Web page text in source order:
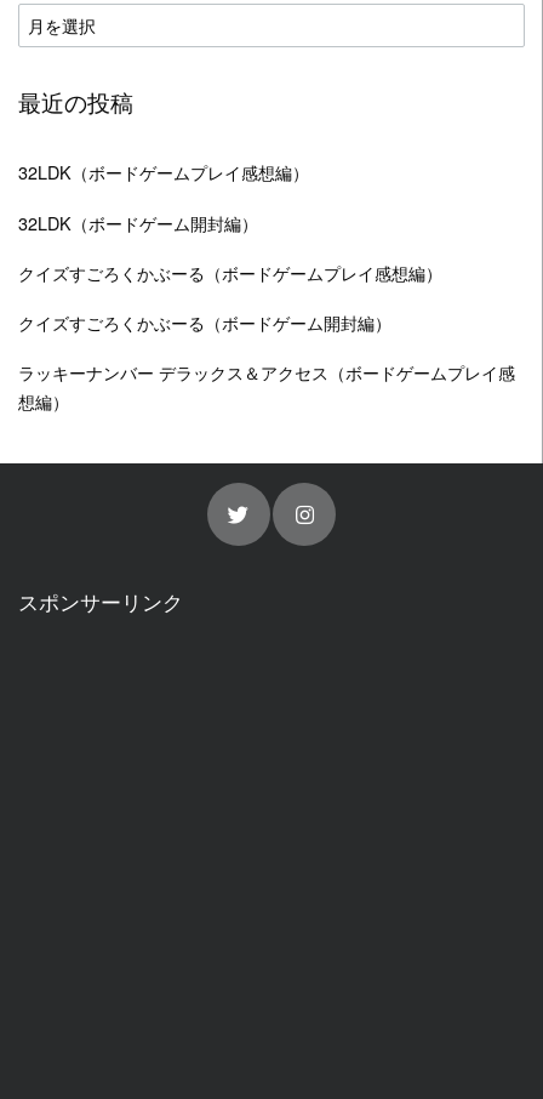
ア
ー
イ
最近の投稿
32LDK（ボードゲームプレイ感想編）
32LDK（ボードゲーム開封編）
クイズすごろくかぶーる（ボードゲームプレイ感想編）
クイズすごろくかぶーる（ボードゲーム開封編）
ラッキーナンバー デラックス＆アクセス（ボードゲームプレイ感
想編）
スポンサーリンク